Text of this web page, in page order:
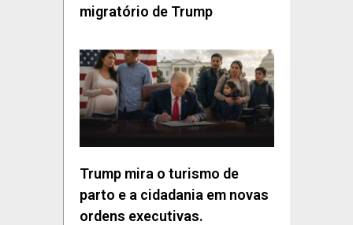
migratório de Trump
Trump mira o turismo de
parto e a cidadania em novas
ordens executivas.